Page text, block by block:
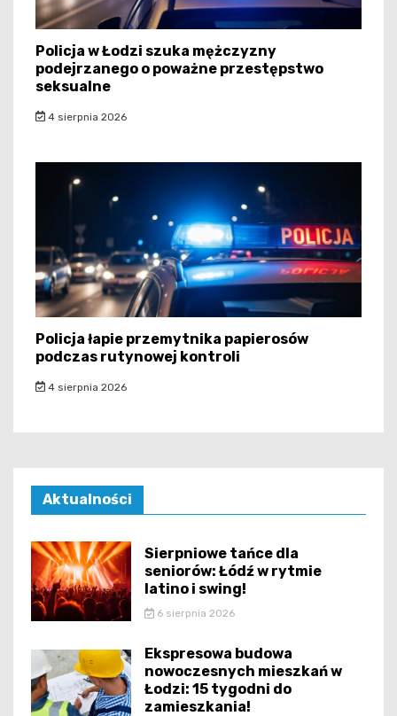
Policja w Łodzi szuka mężczyzny
podejrzanego o poważne przestępstwo
seksualne
4 sierpnia 2026
Policja łapie przemytnika papierosów
podczas rutynowej kontroli
4 sierpnia 2026
Aktualności
Sierpniowe tańce dla
seniorów: Łódź w rytmie
latino i swing!
6 sierpnia 2026
Ekspresowa budowa
nowoczesnych mieszkań w
Łodzi: 15 tygodni do
zamieszkania!